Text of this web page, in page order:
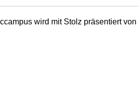
ccampus wird mit Stolz präsentiert von